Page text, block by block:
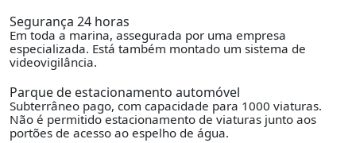
Segurança 24 horas
Em toda a marina, assegurada por uma empresa
especializada. Está também montado um sistema de
videovigilância.
Parque de estacionamento automóvel
Subterrâneo pago, com capacidade para 1000 viaturas.
Não é permitido estacionamento de viaturas junto aos
portões de acesso ao espelho de água.